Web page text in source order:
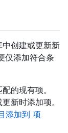
创建或更新新
仅添加符合条
的现有项。
新时添加项。
添加到 项